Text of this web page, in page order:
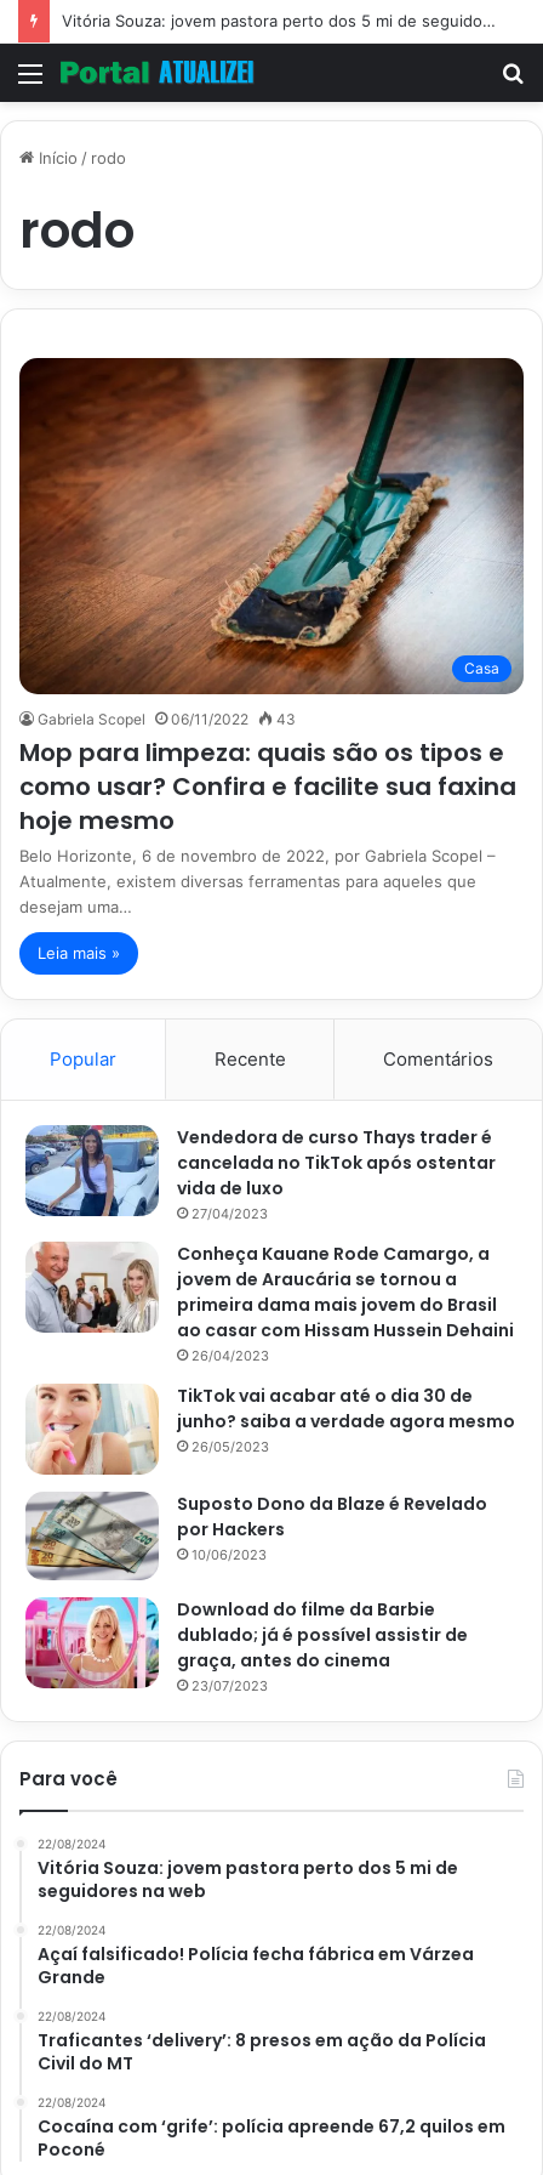
Vitória Souza: jovem pastora perto dos 5 mi de seguidores na web
Menu
Início / rodo
rodo
Casa
Gabriela Scopel 06/11/2022 43
Mop para limpeza: quais são os tipos e
como usar? Confira e facilite sua faxina
hoje mesmo
Belo Horizonte, 6 de novembro de 2022, por Gabriela Scopel –
Atualmente, existem diversas ferramentas para aqueles que
desejam uma…
Leia mais »
Popular Recente Comentários
Vendedora de curso Thays trader é
cancelada no TikTok após ostentar
vida de luxo
27/04/2023
Conheça Kauane Rode Camargo, a
jovem de Araucária se tornou a
primeira dama mais jovem do Brasil
ao casar com Hissam Hussein Dehaini
26/04/2023
TikTok vai acabar até o dia 30 de
junho? saiba a verdade agora mesmo
26/05/2023
Suposto Dono da Blaze é Revelado
por Hackers
10/06/2023
Download do filme da Barbie
dublado; já é possível assistir de
graça, antes do cinema
23/07/2023
Para você
22/08/2024
Vitória Souza: jovem pastora perto dos 5 mi de
seguidores na web
22/08/2024
Açaí falsificado! Polícia fecha fábrica em Várzea
Grande
22/08/2024
Traficantes ‘delivery’: 8 presos em ação da Polícia
Civil do MT
22/08/2024
Cocaína com ‘grife’: polícia apreende 67,2 quilos em
Poconé